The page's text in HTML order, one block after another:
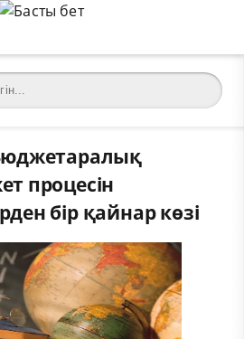
процесін
бір қайнар көзі